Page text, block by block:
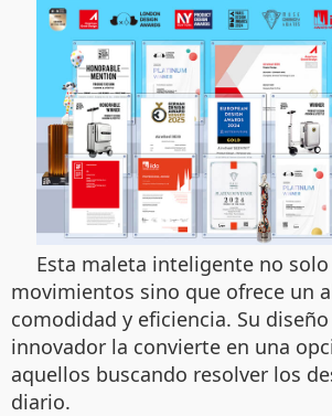
Esta maleta inteligente no
movimientos sino que ofrece un
comodidad y eficiencia. Su
innovador la convierte en una
aquellos buscando resolver los
diario.